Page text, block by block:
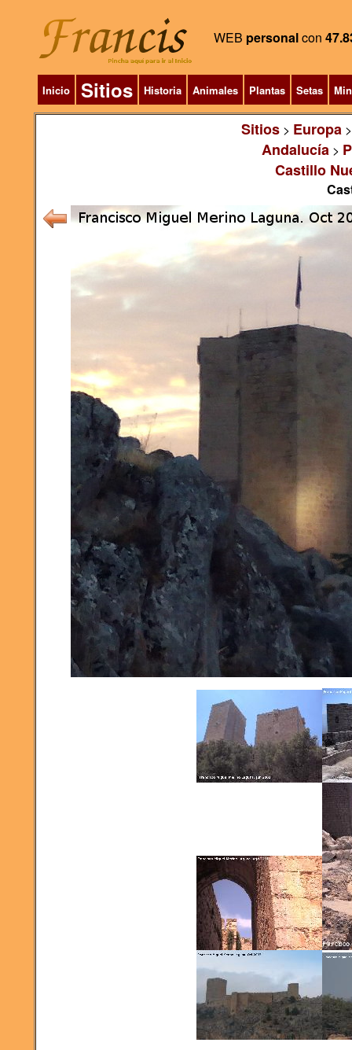
WEB personalcon
Inicio Sitios Historia Animales Plantas Setas
Sitios> Europa
Andalucía >
Castillo